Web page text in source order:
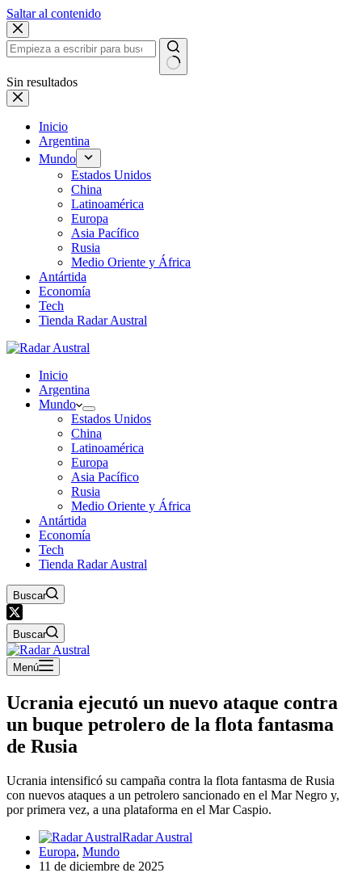
Saltar al contenido
Sin resultados
Inicio
Argentina
Mundo
Estados Unidos
China
Latinoamérica
Europa
Asia Pacífico
Rusia
Medio Oriente y África
Antártida
Economía
Tech
Tienda Radar Austral
Inicio
Argentina
Mundo
Estados Unidos
China
Latinoamérica
Europa
Asia Pacífico
Rusia
Medio Oriente y África
Antártida
Economía
Tech
Tienda Radar Austral
Buscar
Buscar
Menú
Ucrania ejecutó un nuevo ataque contra
un buque petrolero de la flota fantasma
de Rusia
Ucrania intensificó su campaña contra la flota fantasma de Rusia
con nuevos ataques a un petrolero sancionado en el Mar Negro y,
por primera vez, a una plataforma en el Mar Caspio.
Radar Austral
Europa, Mundo
11 de diciembre de 2025